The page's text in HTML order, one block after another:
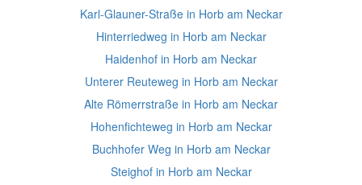
Karl-Glauner-Straße in Horb am Neckar
Hinterriedweg in Horb am Neckar
Haidenhof in Horb am Neckar
Unterer Reuteweg in Horb am Neckar
Alte Römerrstraße in Horb am Neckar
Hohenfichteweg in Horb am Neckar
Buchhofer Weg in Horb am Neckar
Steighof in Horb am Neckar